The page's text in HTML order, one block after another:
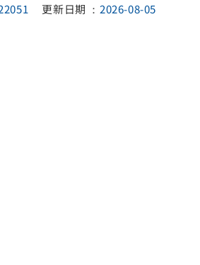
更新日期 ：2026-08-05